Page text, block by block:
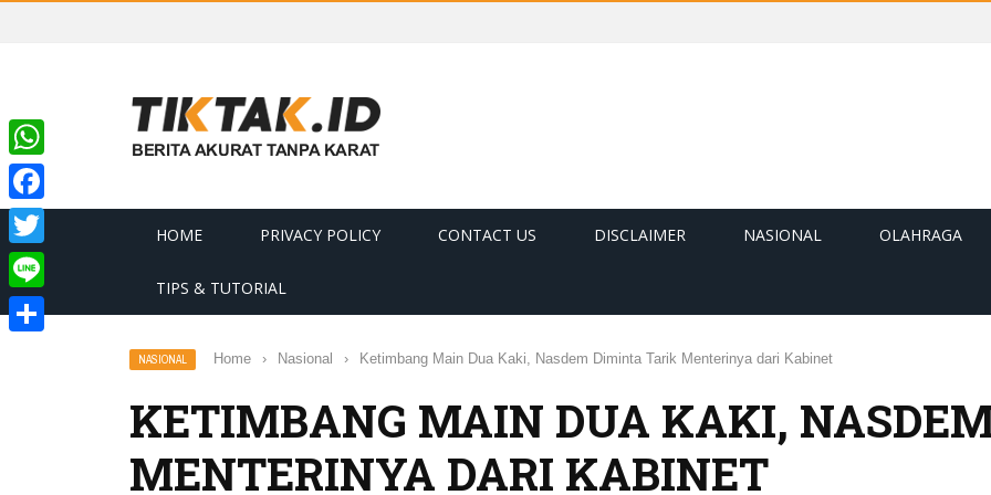
HOME PRIVACY POLICY CONTACT US DISCLAIMER NASIONAL OLAHRAGA
TIPS & TUTORIAL
NASIONAL Home › Nasional › Ketimbang Main Dua Kaki, Nasdem Diminta Tarik Menterinya dari Kabinet
KETIMBANG MAIN DUA KAKI,
MENTERINYA DARI KABINET
WhatsApp
Facebook
Twitter
Line